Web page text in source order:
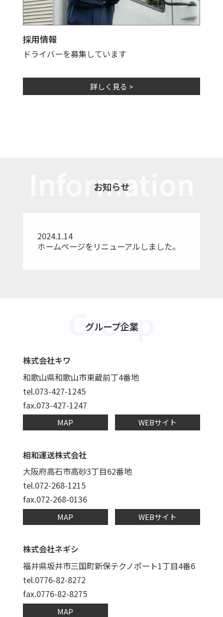
採用情報
ドライバーを募集しています
詳しく見る >
Information
お知らせ
2024.1.14
ホームページをリニューアルしました。
Group
グループ企業
株式会社キワ
和歌山県和歌山市東蔵前丁4番地
tel.073-427-1245
fax.073-427-1247
MAP WEBサイト
相和運送株式会社
大阪府高石市高砂3丁目62番地
tel.072-268-1215
fax.072-268-0136
MAP WEBサイト
株式会社ネギシ
福井県坂井市三国町新保テクノポート1丁目4番6
tel.0776-82-8272
fax.0776-82-8275
MAP